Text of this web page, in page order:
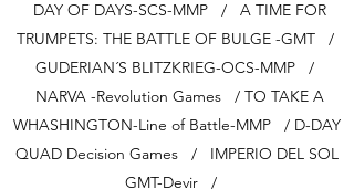
DAY OF DAYS-SCS-MMP / A TIME FOR
TRUMPETS: THE BATTLE OF BULGE -GMT /
GUDERIAN´S BLITZKRIEG-OCS-MMP /
NARVA -Revolution Games / TO TAKE A
WHASHINGTON-Line of Battle-MMP / D-DAY
QUAD Decision Games / IMPERIO DEL SOL
GMT-Devir /